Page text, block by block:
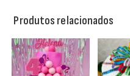
Produtos relacionados